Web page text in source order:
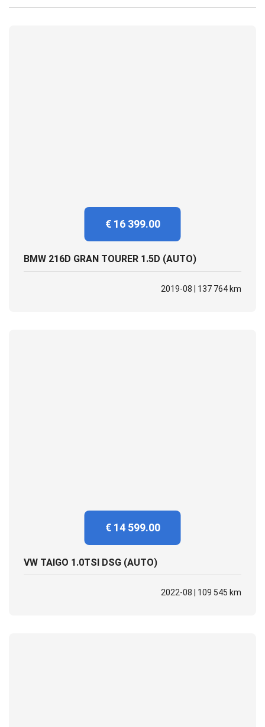
€ 16 399.00
BMW 216D GRAN TOURER 1.5D (AUTO)
2019-08 | 137 764 km
€ 14 599.00
VW TAIGO 1.0TSI DSG (AUTO)
2022-08 | 109 545 km